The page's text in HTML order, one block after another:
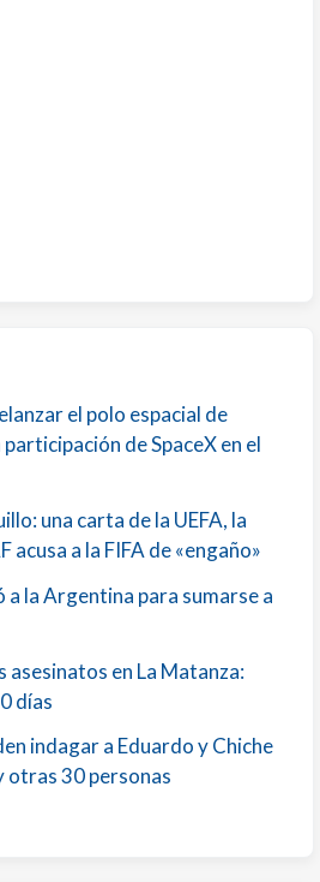
el polo espacial de
de SpaceX en el
una carta de la UEFA, la
acusa a la FIFA de «engaño»
la Argentina para sumarse a
asesinatos en La Matanza:
días
indagar a Eduardo y Chiche
otras 30 personas